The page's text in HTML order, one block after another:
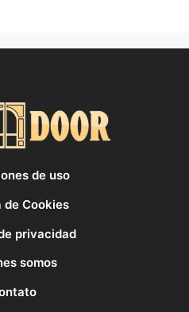
de uso
de Cookies
privacidad
somos